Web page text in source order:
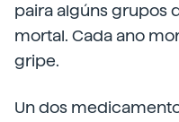
paira algúns grupos
mortal. Cada ano
gripe.
Un dos